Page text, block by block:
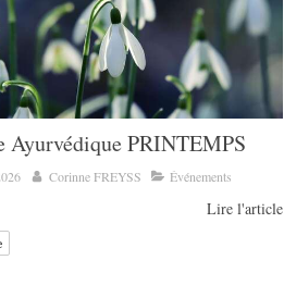
Ayurvédique PRINTEMPS
Corinne FREYSS Événements
Lire l'article